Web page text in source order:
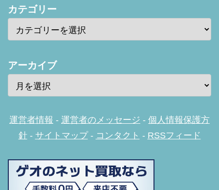
カテゴリー
アーカイブ
運営者情報 - 運営者のメッセージ - 個人情報保護方
針- サイトマップ- コンタクト - RSSフィード